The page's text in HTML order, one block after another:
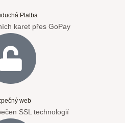
Platba
karet přes GoPay
web
SSL technologií